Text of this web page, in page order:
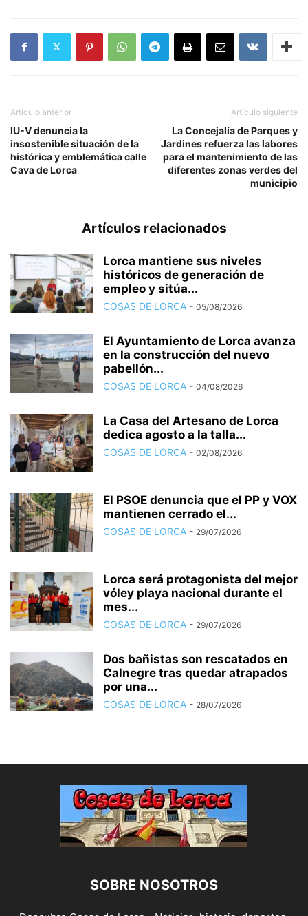
Artículo anterior
IU-V denuncia la
insostenible situación de la
histórica y emblemática calle
Cava de Lorca
Artículo siguiente
La Concejalía de Parques y
Jardines refuerza las labores
para el mantenimiento de las
diferentes zonas verdes del
municipio
Artículos relacionados
Lorca mantiene sus niveles
históricos de generación de
empleo y sitúa...
COSAS DE LORCA - 05/08/2026
El Ayuntamiento de Lorca avanza
en la construcción del nuevo
pabellón...
COSAS DE LORCA - 04/08/2026
La Casa del Artesano de Lorca
dedica agosto a la talla...
COSAS DE LORCA - 02/08/2026
El PSOE denuncia que el PP y VOX
mantienen cerrado el...
COSAS DE LORCA - 29/07/2026
Lorca será protagonista del mejor
vóley playa nacional durante el
mes...
COSAS DE LORCA - 29/07/2026
Dos bañistas son rescatados en
Calnegre tras quedar atrapados
por una...
COSAS DE LORCA - 28/07/2026
SOBRE NOSOTROS